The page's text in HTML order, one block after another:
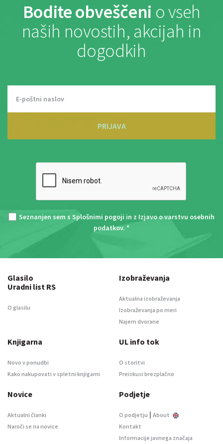
Bodite obveščeni o vseh
naših novostih, akcijah in
dogodkih
PRIJAVA
Seznanjen sem s Splošnimi pogoji in z Izjavo o varstvu osebnih
podatkov. *
Glasilo
Uradni list RS
O glasilu
Izobraževanja
Aktualna izobraževanja
Izobraževanja po meri
Najem dvorane
Knjigarna
Novo v ponudbi
Kako nakupovati v spletni knjigarni
UL info tok
O storitvi
Preizkusi brezplačno
Novice
Aktualni članki
Naroči se na novice
Podjetje
O podjetju | About
Kontakt
Informacije javnega značaja